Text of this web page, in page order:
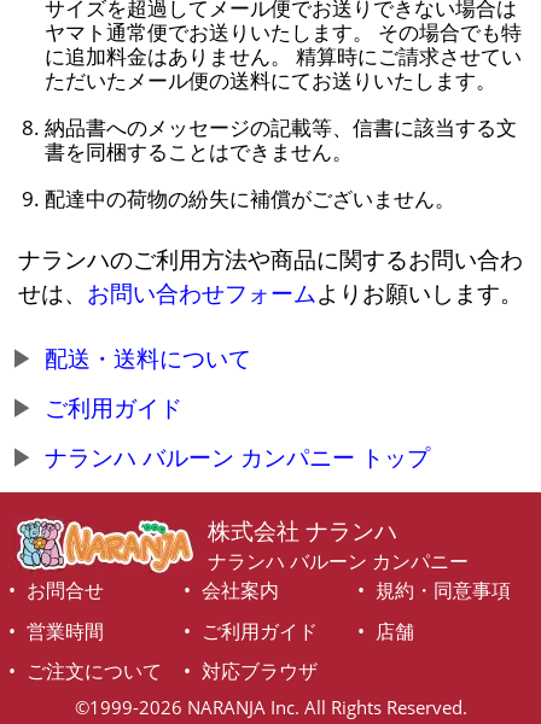
サイズを超過してメール便でお送りできない場合は
ヤマト通常便でお送りいたします。 その場合でも特
に追加料金はありません。 精算時にご請求させてい
ただいたメール便の送料にてお送りいたします。
納品書へのメッセージの記載等、信書に該当する文
書を同梱することはできません。
配達中の荷物の紛失に補償がございません。
ナランハのご利用方法や商品に関するお問い合わ
せは、 お問い合わせフォームよりお願いします。
配送・送料について
ご利用ガイド
ナランハ バルーン カンパニー トップ
株式会社 ナランハ
ナランハ バルーン カンパニー
お問合せ
会社案内
規約・同意事項
営業時間
ご利用ガイド
店舗
ご注文について
対応ブラウザ
©1999-2026 NARANJA Inc. All Rights Reserved.